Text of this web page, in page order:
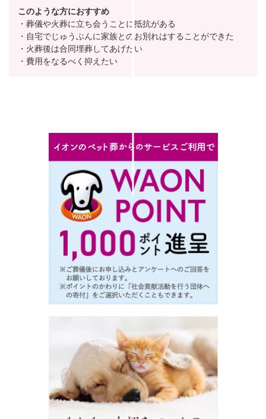
このような方におすすめ
・葬儀や火葬に立ち会うことに抵抗がある
・自宅でじゅうぶんに家族とのお別れはすることができた
・火葬後は合同埋葬してあげたい
・費用をなるべく抑えたい